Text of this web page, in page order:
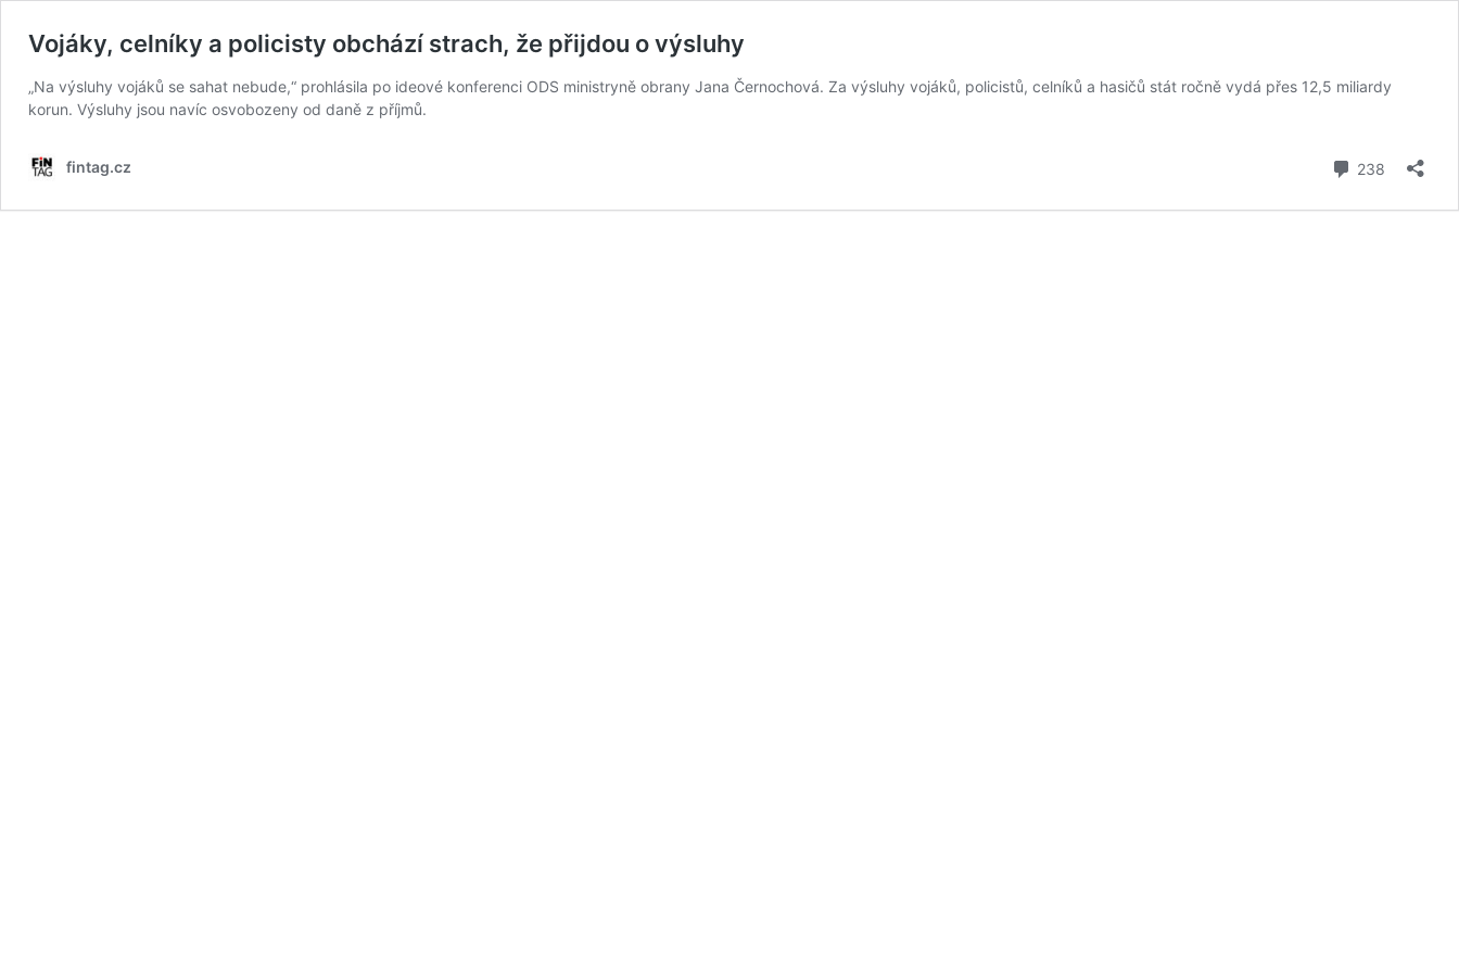
Vojáky, celníky a policisty obchází strach, že přijdou o výsluhy
„Na výsluhy vojáků se sahat nebude,“ prohlásila po ideové konferenci ODS ministryně obrany Jana Černochová. Za výsluhy vojáků, policistů, celníků a hasičů stát ročně vydá přes 12,5 miliardy
korun. Výsluhy jsou navíc osvobozeny od daně z příjmů.
fintag.cz 238 komentářů